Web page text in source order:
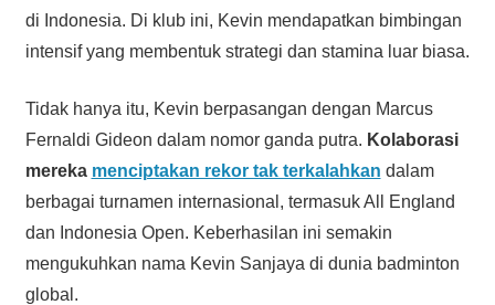
di Indonesia. Di klub ini, Kevin mendapatkan bimbingan
intensif yang membentuk strategi dan stamina luar biasa.
Tidak hanya itu, Kevin berpasangan dengan Marcus
Fernaldi Gideon dalam nomor ganda putra. Kolaborasi
mereka menciptakan rekor tak terkalahkan dalam
berbagai turnamen internasional, termasuk All England
dan Indonesia Open. Keberhasilan ini semakin
mengukuhkan nama Kevin Sanjaya di dunia badminton
global.